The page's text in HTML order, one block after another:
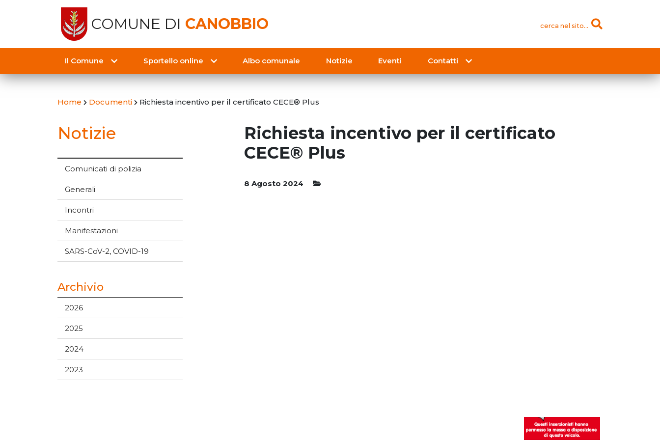
COMUNE DI CANOBBIO cerca nel sito...
Il Comune Sportello online Albo comunale Notizie Eventi Contatti
Home Documenti Richiesta incentivo per il certificato CECE® Plus
Notizie
Comunicati di polizia
Generali
Incontri
Manifestazioni
SARS-CoV-2, COVID-19
Archivio
2026
2025
2024
2023
Richiesta incentivo per il certificato
CECE® Plus
8 Agosto 2024